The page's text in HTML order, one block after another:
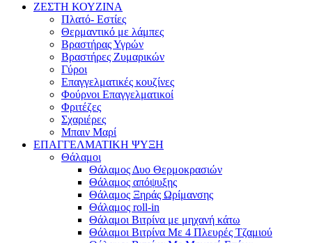
ΖΕΣΤΗ ΚΟΥΖΙΝΑ
Πλατό- Εστίες
Θερμαντικό με λάμπες
Βραστήρας Υγρών
Βραστήρες Ζυμαρικών
Γύροι
Επαγγελματικές κουζίνες
Φούρνοι Επαγγελματικοί
Φριτέζες
Σχαριέρες
Μπαιν Μαρί
ΕΠΑΓΓΕΛΜΑΤΙΚΗ ΨΥΞΗ
Θάλαμοι
Θάλαμος Δυο Θερμοκρασιών
Θάλαμος απόψυξης
Θάλαμος Ξηράς Ωρίμανσης
Θάλαμος roll-in
Θάλαμοι Βιτρίνα με μηχανή κάτω
Θάλαμοι Βιτρίνα Με 4 Πλευρές Τζαμιού